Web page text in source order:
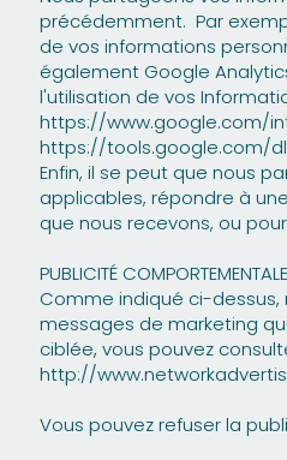
précédemment. Par
de vos informations
également Google
l'utilisation de vos
https://www.google.com/
https://tools.google.com/
Enfin, il se peut que nous
applicables, répondre à
que nous recevons, ou
PUBLICITÉ COMPORTEMENTALE
Comme indiqué ci-dessus,
messages de marketing
ciblée, vous pouvez
http://
Vous pouvez refuser la